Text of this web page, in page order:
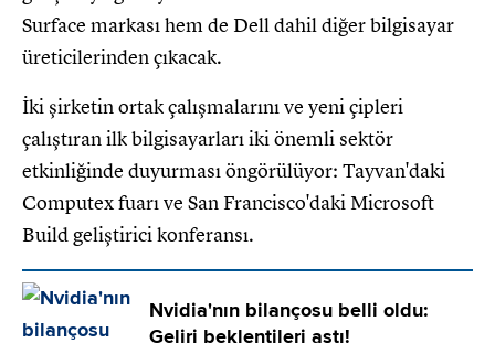
Surface markası hem de Dell dahil diğer bilgisayar
üreticilerinden çıkacak.
İki şirketin ortak çalışmalarını ve yeni çipleri
çalıştıran ilk bilgisayarları iki önemli sektör
etkinliğinde duyurması öngörülüyor: Tayvan'daki
Computex fuarı ve San Francisco'daki Microsoft
Build geliştirici konferansı.
Nvidia'nın bilançosu belli oldu:
Geliri beklentileri aştı!